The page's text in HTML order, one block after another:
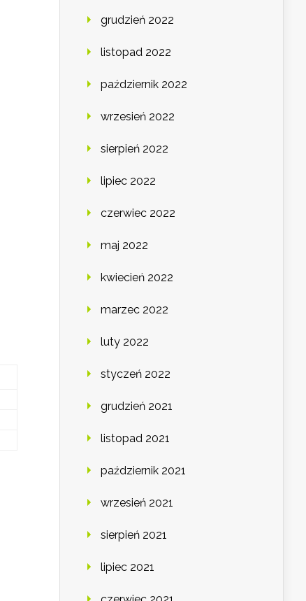
grudzień 2022
listopad 2022
październik 2022
wrzesień 2022
sierpień 2022
lipiec 2022
czerwiec 2022
maj 2022
kwiecień 2022
marzec 2022
luty 2022
styczeń 2022
grudzień 2021
listopad 2021
październik 2021
wrzesień 2021
sierpień 2021
lipiec 2021